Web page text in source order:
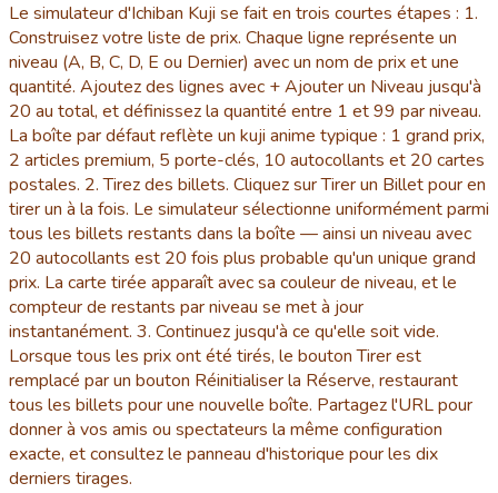
Le simulateur d'Ichiban Kuji se fait en trois courtes étapes : 1.
Construisez votre liste de prix. Chaque ligne représente un
niveau (A, B, C, D, E ou Dernier) avec un nom de prix et une
quantité. Ajoutez des lignes avec + Ajouter un Niveau jusqu'à
20 au total, et définissez la quantité entre 1 et 99 par niveau.
La boîte par défaut reflète un kuji anime typique : 1 grand prix,
2 articles premium, 5 porte-clés, 10 autocollants et 20 cartes
postales. 2. Tirez des billets. Cliquez sur Tirer un Billet pour en
tirer un à la fois. Le simulateur sélectionne uniformément parmi
tous les billets restants dans la boîte — ainsi un niveau avec
20 autocollants est 20 fois plus probable qu'un unique grand
prix. La carte tirée apparaît avec sa couleur de niveau, et le
compteur de restants par niveau se met à jour
instantanément. 3. Continuez jusqu'à ce qu'elle soit vide.
Lorsque tous les prix ont été tirés, le bouton Tirer est
remplacé par un bouton Réinitialiser la Réserve, restaurant
tous les billets pour une nouvelle boîte. Partagez l'URL pour
donner à vos amis ou spectateurs la même configuration
exacte, et consultez le panneau d'historique pour les dix
derniers tirages.